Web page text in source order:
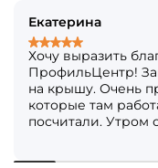
Екатерина
Хочу выразить
ПрофильЦентр!
на крышу. Очень
которые там
посчитали. Утром
следующий день